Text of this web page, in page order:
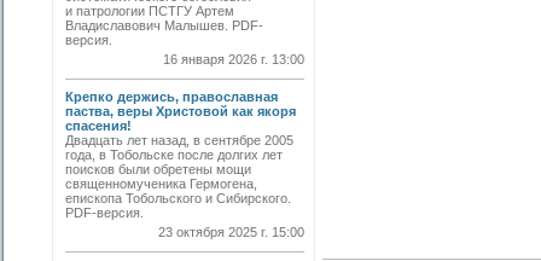
и патрологии ПСТГУ Артем
Владиславович Малышев. PDF-
версия.
16 января 2026 г. 13:00
Крепко держись, православная
паства, веры Христовой как якоря
спасения!
Двадцать лет назад, в сентябре 2005
года, в Тобольске после долгих лет
поисков были обретены мощи
священномученика Гермогена,
епископа Тобольского и Сибирского.
PDF-версия.
23 октября 2025 г. 15:00